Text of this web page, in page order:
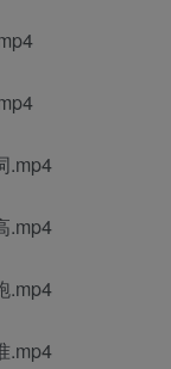
.mp4
.mp4
.mp4
.mp4